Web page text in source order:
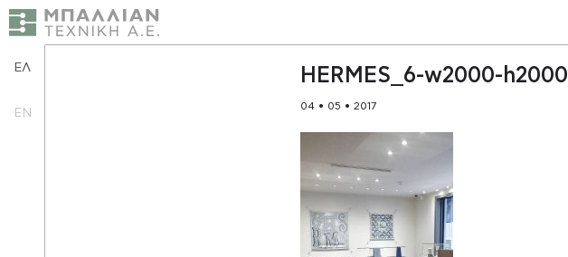
HERMES_6-w2000-h2000
04 • 05 • 2017
ΕΛ
EN